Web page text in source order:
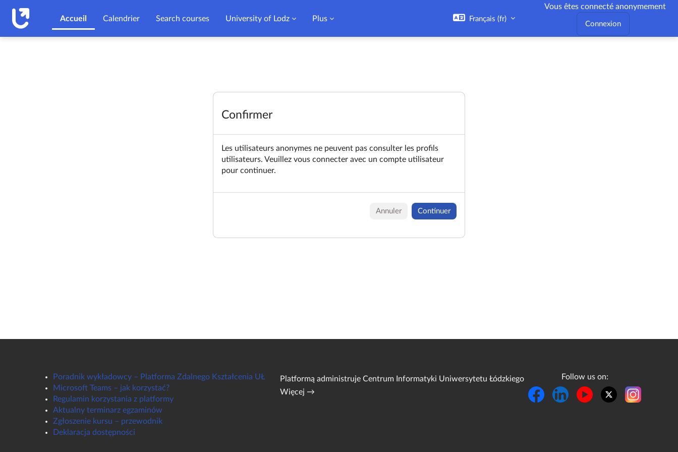
Accueil
Calendrier Search courses University of Lodz Plus Français ‎(fr)‎
Vous êtes connecté anonymement
Connexion
Confirmer
Les utilisateurs anonymes ne peuvent pas consulter les profils
utilisateurs. Veuillez vous connecter avec un compte utilisateur
pour continuer.
Annuler Continuer
Poradnik wykładowcy – Platforma Zdalnego Kształcenia UŁ
Microsoft Teams – jak korzystać?
Regulamin korzystania z platformy
Aktualny terminarz egzaminów
Zgłoszenie kursu – przewodnik
Deklaracja dostępności
Platformą administruje Centrum Informatyki Uniwersytetu Łódzkiego
Więcej →
Follow us on: